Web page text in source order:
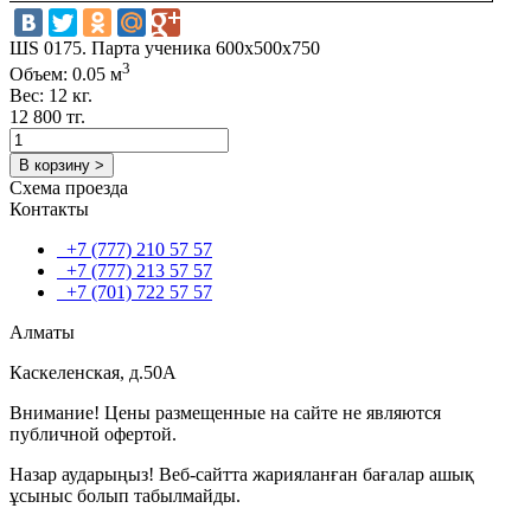
ШS 0175. Парта ученика 600х500х750
Объем: 0.05 м3
Вес: 12 кг.
12 800 тг.
В корзину >
Схема проезда
Контакты
+7 (777) 210 57 57
+7 (777) 213 57 57
+7 (701) 722 57 57
Алматы
Каскеленская, д.50А
Внимание! Цены размещенные на сайте не являются
публичной офертой.
Назар аударыңыз! Веб-сайтта жарияланған бағалар ашық
ұсыныс болып табылмайды.